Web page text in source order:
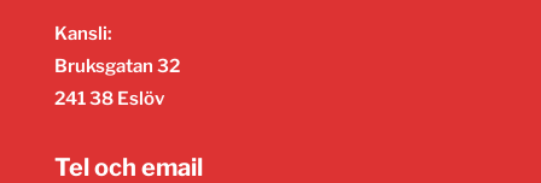
Kansli:
Bruksgatan 32
241 38 Eslöv
Tel och email